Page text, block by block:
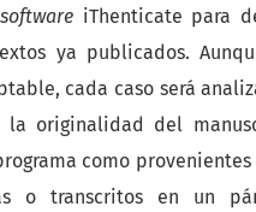
software iThenticate para
ya publicados.
cada caso será
la originalidad del
como
o transcritos en un